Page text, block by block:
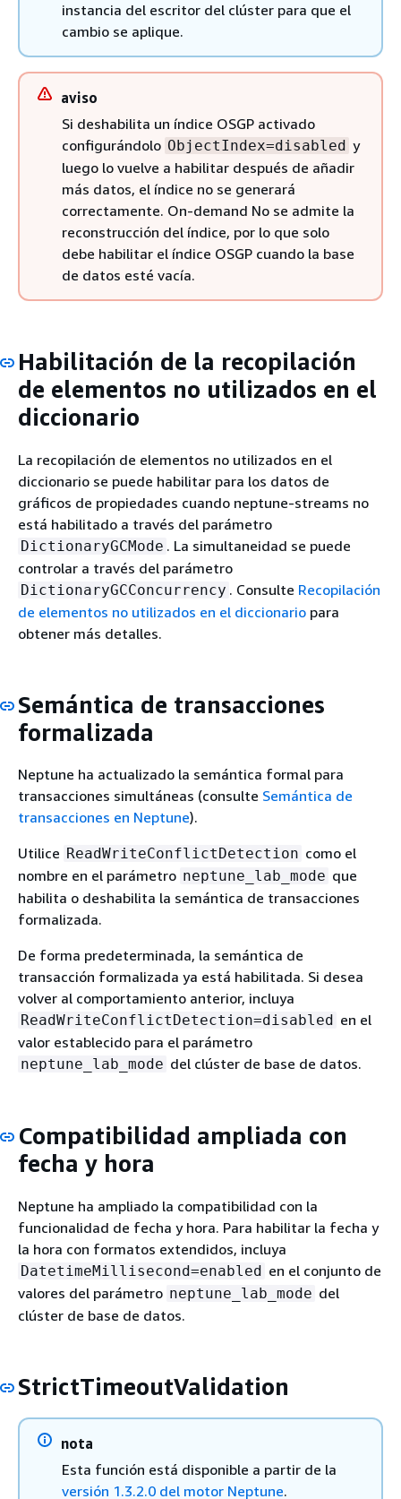
instancia del escritor del clúster para que el
cambio se aplique.
aviso
Si deshabilita un índice OSGP activado
configurándolo ObjectIndex=disabled y
luego lo vuelve a habilitar después de añadir
más datos, el índice no se generará
correctamente. On-demand No se admite la
reconstrucción del índice, por lo que solo
debe habilitar el índice OSGP cuando la base
de datos esté vacía.
Habilitación de la recopilación
de elementos no utilizados en el
diccionario
La recopilación de elementos no utilizados en el
diccionario se puede habilitar para los datos de
gráficos de propiedades cuando neptune-streams no
está habilitado a través del parámetro
DictionaryGCMode . La simultaneidad se puede
controlar a través del parámetro
DictionaryGCConcurrency . Consulte Recopilación
de elementos no utilizados en el diccionario para
obtener más detalles.
Semántica de transacciones
formalizada
Neptune ha actualizado la semántica formal para
transacciones simultáneas (consulte Semántica de
transacciones en Neptune).
Utilice ReadWriteConflictDetection como el
nombre en el parámetro neptune_lab_mode que
habilita o deshabilita la semántica de transacciones
formalizada.
De forma predeterminada, la semántica de
transacción formalizada ya está habilitada. Si desea
volver al comportamiento anterior, incluya
ReadWriteConflictDetection=disabled en el
valor establecido para el parámetro
neptune_lab_mode del clúster de base de datos.
Compatibilidad ampliada con
fecha y hora
Neptune ha ampliado la compatibilidad con la
funcionalidad de fecha y hora. Para habilitar la fecha y
la hora con formatos extendidos, incluya
DatetimeMillisecond=enabled en el conjunto de
valores del parámetro neptune_lab_mode del
clúster de base de datos.
StrictTimeoutValidation
nota
Esta función está disponible a partir de la
versión 1.3.2.0 del motor Neptune.